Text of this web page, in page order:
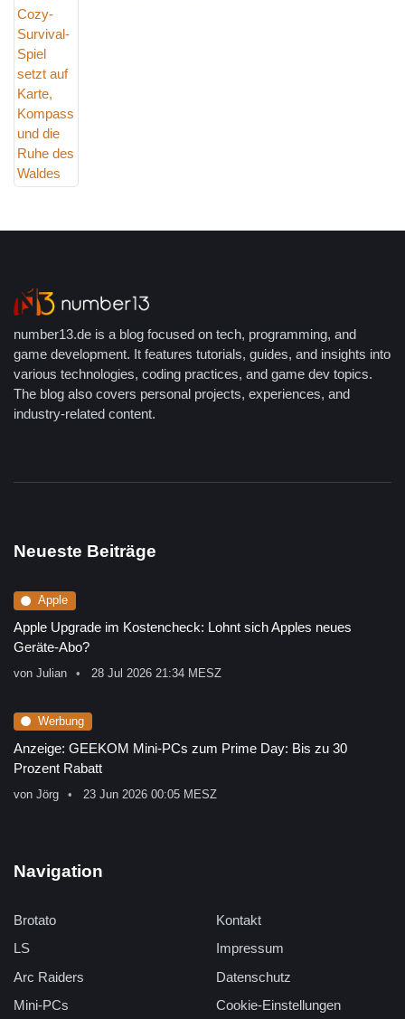
number13.de is a blog focused on tech, programming, and
game development. It features tutorials, guides, and insights into
various technologies, coding practices, and game dev topics.
The blog also covers personal projects, experiences, and
industry-related content.
Neueste Beiträge
Apple
Apple Upgrade im Kostencheck: Lohnt sich Apples neues
Geräte-Abo?
von Julian 28 Jul 2026 21:34 MESZ
Werbung
Anzeige: GEEKOM Mini-PCs zum Prime Day: Bis zu 30
Prozent Rabatt
von Jörg 23 Jun 2026 00:05 MESZ
Navigation
Brotato
LS
Arc Raiders
Mini-PCs
Kontakt
Impressum
Datenschutz
Cookie-Einstellungen